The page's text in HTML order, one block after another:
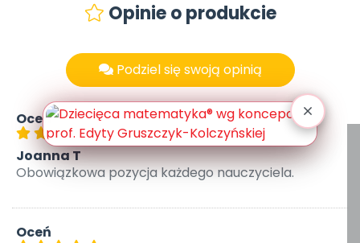
Opinie o produkcie
Podziel się swoją opinią
Oceń
Joanna T
Obowiązkowa pozycja każdego nauczyciela.
Oceń